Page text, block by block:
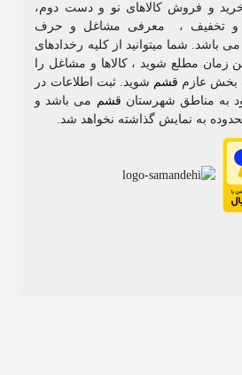
خرید و فروش کالاهای نو و دست‌ دوم،
و تخفیف ، معرفی مشاغل و حرف
می باشد. شما میتوانید از کلیه رخدادهای
زمان مطلع شوید ، کالاها و مشاغل را
بخش عازم قشم شوید. ثبت اطلاعات در
به مناطق شهرستان قشم می باشد و
به نمایش گذاشته نخواهد شد.